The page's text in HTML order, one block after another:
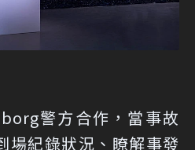
警方合作，當事故
場紀錄狀況、瞭解事發